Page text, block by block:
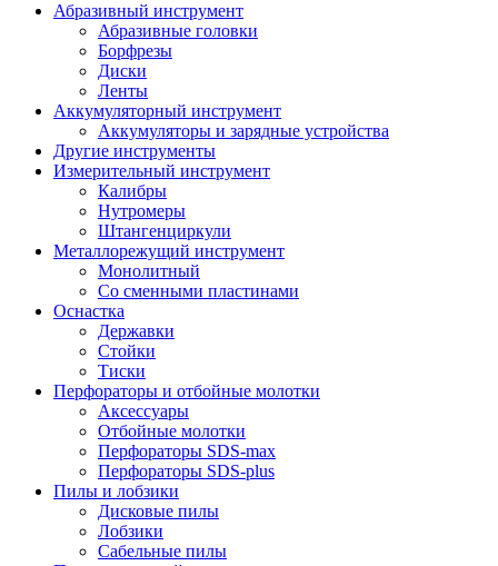
Абразивный инструмент
Абразивные головки
Борфрезы
Диски
Ленты
Аккумуляторный инструмент
Аккумуляторы и зарядные устройства
Другие инструменты
Измерительный инструмент
Калибры
Нутромеры
Штангенциркули
Металлорежущий инструмент
Монолитный
Со сменными пластинами
Оснастка
Державки
Стойки
Тиски
Перфораторы и отбойные молотки
Аксессуары
Отбойные молотки
Перфораторы SDS-max
Перфораторы SDS-plus
Пилы и лобзики
Дисковые пилы
Лобзики
Сабельные пилы